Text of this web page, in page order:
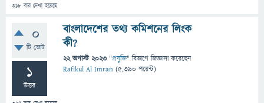
318 বার দেখা হয়েছে
0
টি ভোট
1
উত্তর
বাংলাদেশের তথ্য কমিশনের লিংক
কী?
22 অগাস্ট 2023 "প্রযুক্তি" বিভাগে জিজ্ঞাসাকরেছেন
Rafikul Al Imran (5,390 পয়েন্ট)